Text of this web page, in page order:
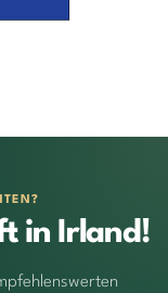
in Irland!